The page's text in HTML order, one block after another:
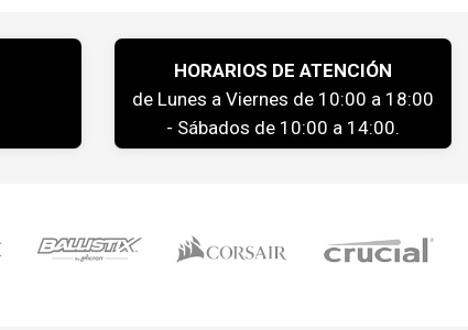
HORARIOS DE ATENCIÓN
de Lunes a Viernes de 10:00 a 18:00
- Sábados de 10:00 a 14:00.